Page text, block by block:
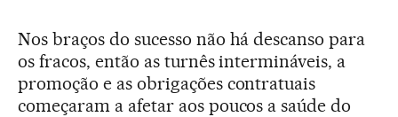
Nos braços do sucesso não há descanso para
os fracos, então as turnês intermináveis, a
promoção e as obrigações contratuais
começaram a afetar aos poucos a saúde do